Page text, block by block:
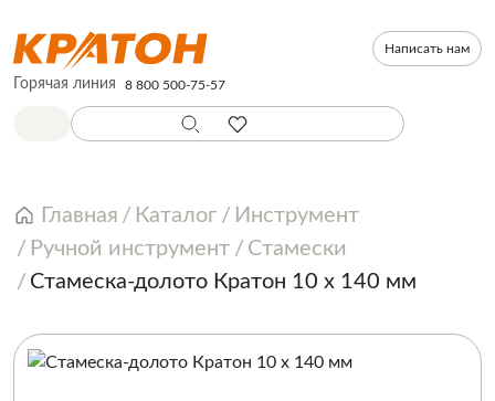
Написать нам
Горячая линия 8 800 500-75-57
Главная Каталог
Инструмент
Ручной инструмент
Стамески
Стамеска-долото Кратон 10 х 140 мм